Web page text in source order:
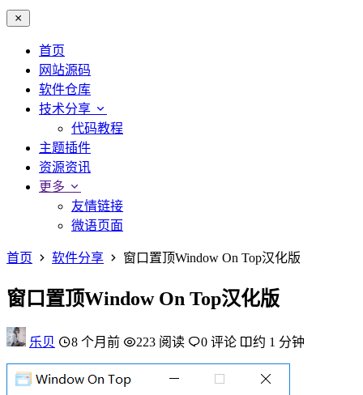
首页
网站源码
软件仓库
技术分享
代码教程
主题插件
资源资讯
更多
友情链接
微语页面
首页 软件分享 窗口置顶Window On Top汉化版
窗口置顶Window On Top汉化版
乐贝 8 个月前 223 阅读 0 评论 约 1 分钟